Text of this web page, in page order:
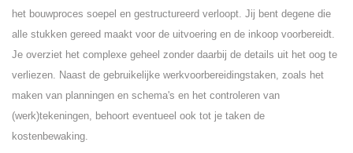
het bouwproces soepel en gestructureerd verloopt. Jij bent degene die
alle stukken gereed maakt voor de uitvoering en de inkoop voorbereidt.
Je overziet het complexe geheel zonder daarbij de details uit het oog te
verliezen. Naast de gebruikelijke werkvoorbereidingstaken, zoals het
maken van planningen en schema's en het controleren van
(werk)tekeningen, behoort eventueel ook tot je taken de
kostenbewaking.